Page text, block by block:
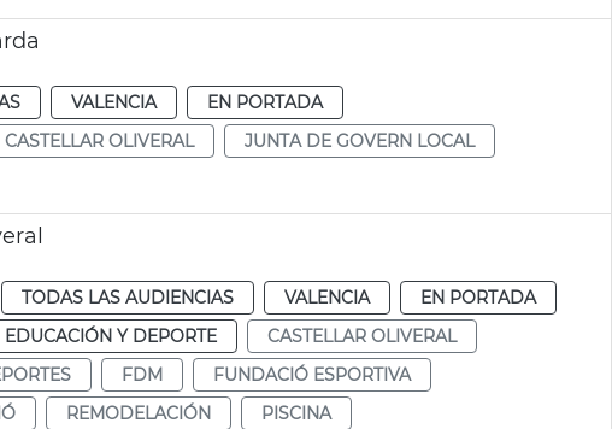
VALENCIA
EN PORTADA
CASTELLAR OLIVERAL
JUNTA DE GOVERN LOCAL
TODAS LAS AUDIENCIAS VALENCIA
EN PORTADA
EDUCACIÓN Y DEPORTE
CASTELLAR OLIVERAL
FDM
FUNDACIÓ ESPORTIVA
REMODELACIÓN PISCINA